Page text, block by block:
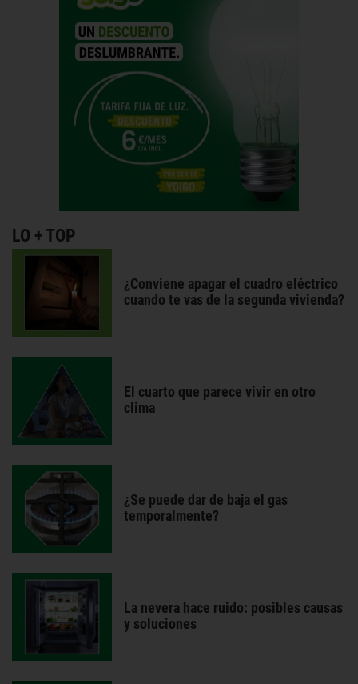
LO + TOP
¿Conviene apagar el cuadro eléctrico
cuando te vas de la segunda vivienda?
El cuarto que parece vivir en otro
clima
¿Se puede dar de baja el gas
temporalmente?
La nevera hace ruido: posibles causas
y soluciones